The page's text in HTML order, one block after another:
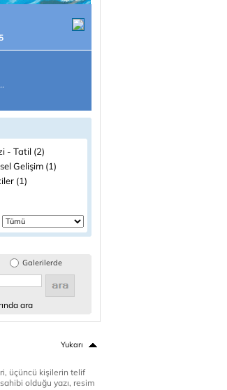
- Tatil (2)
Gelişim (1)
(1)
Galerilerde
ara
Yukarı
üçüncü kişilerin telif
olduğu yazı, resim